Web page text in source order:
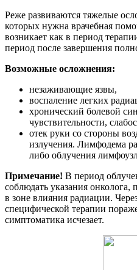
Реже развиваются тяжелые
которых нужна врачебная
возникает как в период
период после завершения
Возможные осложнения:
незаживающие язвы,
воспаление легких
хронический болевой
чувствительности,
отек руки со стороны
излучения. Лимфодема
либо облучения
Примечание! В период
соблюдать указания онколога,
в зоне влияния радиации.
специфической терапии
симптоматика исчезает.